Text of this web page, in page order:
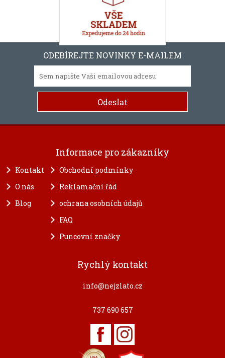
ODEBÍREJTE NOVINKY E-MAILEM
Informace pro zákazníky
Kontakt
O nás
Blog
Obchodní podmínky
Reklamační řád
ochrana osobních údajů
FAQ
Puncovní značky
Rychlý kontakt
info@nejzlato.cz
737 690 657